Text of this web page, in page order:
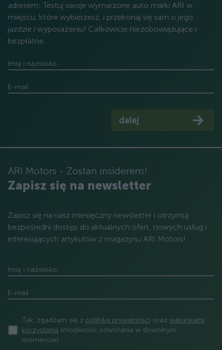
adresem: Testuj swoje wymarzone auto marki ARI w
miejscu, które wybierzesz, i przekonaj się sam o jego
jazdzie i wyposażeniu! Całkowicie niezobowiązujące i
bezpłatne.
Imię i nazwisko
E-mail
dalej
ARI Motors - Zostań insiderem!
Zapisz się na newsletter
Zapisz się na nasz miesięczny newsletter i otrzymuj
bezpośredni dostęp do aktualnych ofert, nowych usług i
interesujących artykułów z magazynu ARI Motors!
Imię i nazwisko
E-mail
Tak, zgadzam się z polityką prywatności oraz warunkami
korzystania (możliwość odwołania w dowolnym
momencie).